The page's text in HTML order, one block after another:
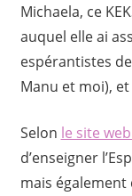
Michaela, ce
auquel elle ai
espérantistes
Manu et moi),
Selon le site
d’enseigner
mais également